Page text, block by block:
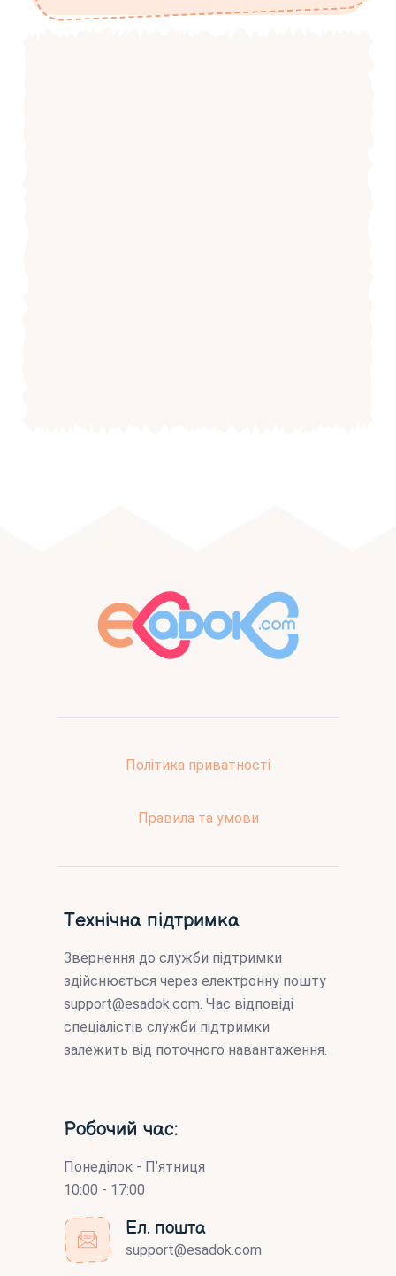
Політика приватності
Правила та умови
Технічна підтримка
Звернення до служби підтримки
здійснюється через електронну пошту
support@esadok.com. Час відповіді
спеціалістів служби підтримки
залежить від поточного навантаження.
Робочий час:
Понеділок - П’ятниця
10:00 - 17:00
Ел. пошта
support@esadok.com